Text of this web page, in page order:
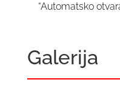
“Automatsko
Galerija